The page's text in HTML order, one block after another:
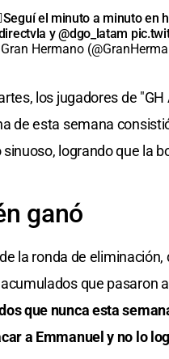
el minuto a minuto en
y@dgo_latam
Hermano
los jugadores de
de esta semana
logrando que la
ganó
la ronda de
que pasaron
que nunca esta
a Emmanuel y no lo